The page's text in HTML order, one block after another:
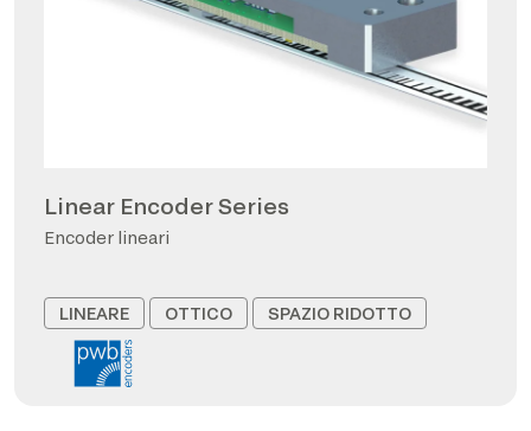
Linear Encoder Series
Encoder lineari
LINEARE OTTICO SPAZIO RIDOTTO